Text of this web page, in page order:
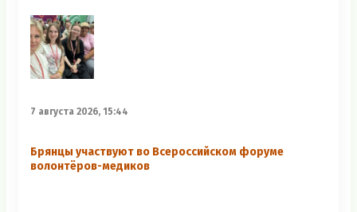
7 августа 2026, 15:44
Брянцы участвуют во Всероссийском форуме
волонтёров-медиков